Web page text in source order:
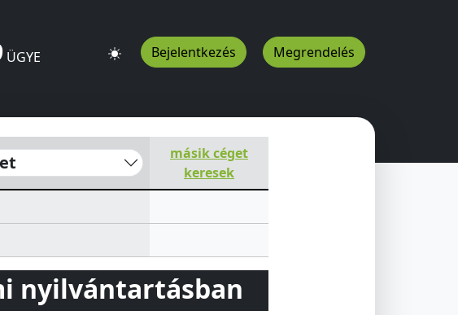
ÜGYE Bejelentkezés Megrendelés
6800HU
másik céget
keresek
nyilvántartásban